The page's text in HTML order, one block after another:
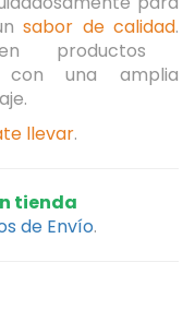
sabor de calidad.
productos
con una amplia
llevar.
tienda
de Envío.